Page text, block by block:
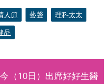
人節 藝聲
理科太太
品
（10日）出席好好生醫